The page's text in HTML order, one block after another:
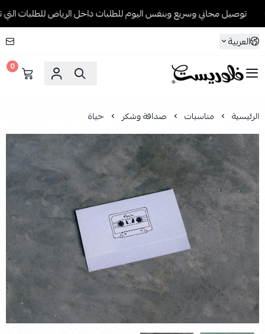
توصيل مجاني وسريع وبنفس اليوم للطلبات داخل الرياض للطلبات التي تتجاوز 199
العربية
فلوريست Florist
0
الرئيسية مناسبات صداقة وشكر حياة